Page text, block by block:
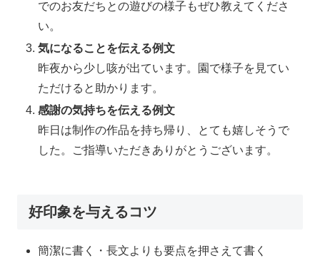
でのお友だちとの遊びの様子もぜひ教えてくださ
い。
気になることを伝える例文
昨夜から少し咳が出ています。園で様子を見てい
ただけると助かります。
感謝の気持ちを伝える例文
昨日は制作の作品を持ち帰り、とても嬉しそうで
した。ご指導いただきありがとうございます。
好印象を与えるコツ
簡潔に書く・長文よりも要点を押さえて書く